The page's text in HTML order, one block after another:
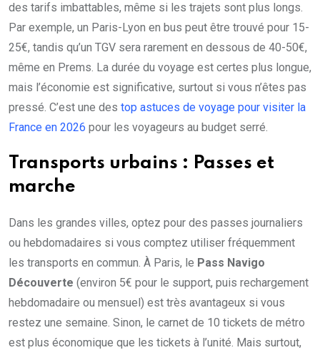
des tarifs imbattables, même si les trajets sont plus longs.
Par exemple, un Paris-Lyon en bus peut être trouvé pour 15-
25€, tandis qu’un TGV sera rarement en dessous de 40-50€,
même en Prems. La durée du voyage est certes plus longue,
mais l’économie est significative, surtout si vous n’êtes pas
pressé. C’est une des top astuces de voyage pour visiter la
France en 2026 pour les voyageurs au budget serré.
Transports urbains : Passes et
marche
Dans les grandes villes, optez pour des passes journaliers
ou hebdomadaires si vous comptez utiliser fréquemment
les transports en commun. À Paris, le Pass Navigo
Découverte (environ 5€ pour le support, puis rechargement
hebdomadaire ou mensuel) est très avantageux si vous
restez une semaine. Sinon, le carnet de 10 tickets de métro
est plus économique que les tickets à l’unité. Mais surtout,